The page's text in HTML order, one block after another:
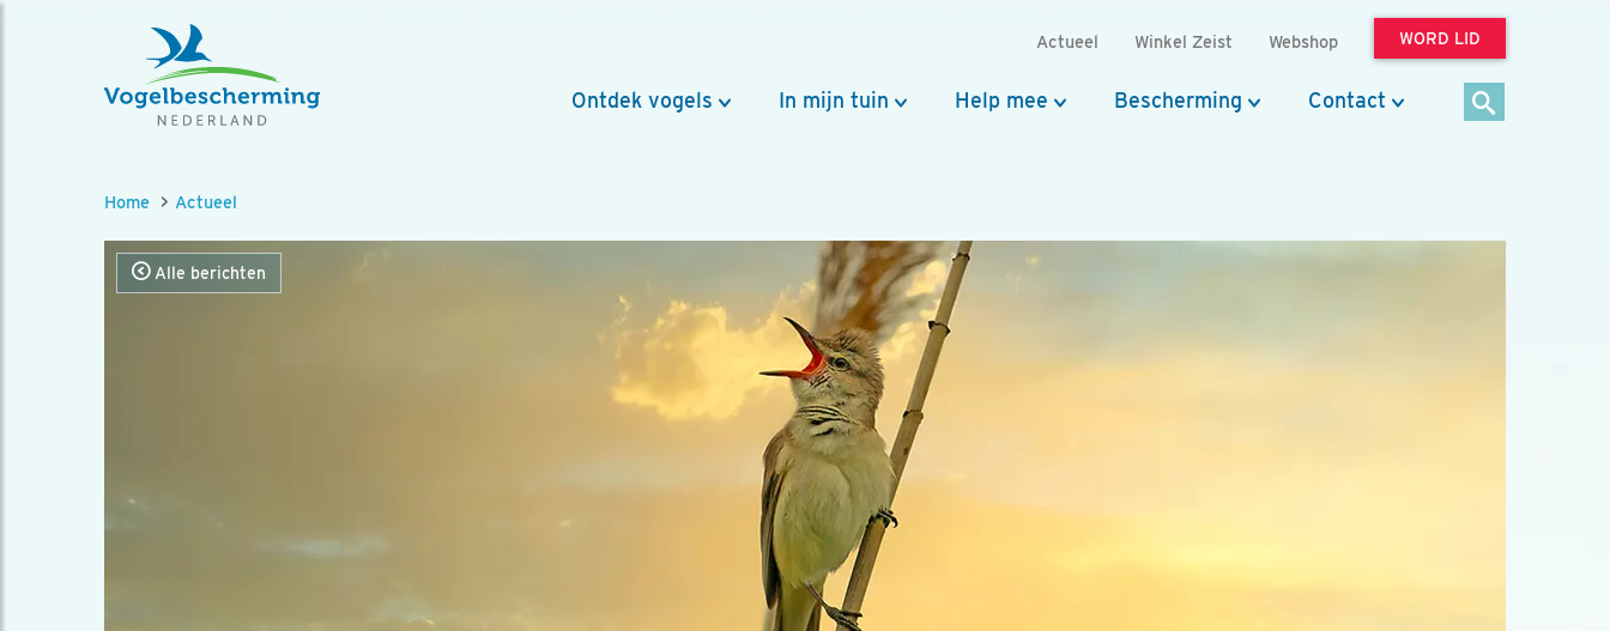
Actueel Winkel Zeist Webshop WORD LID
Ontdek vogels In mijn tuin Help mee Bescherming Contact
Home Actueel
Alle berichten